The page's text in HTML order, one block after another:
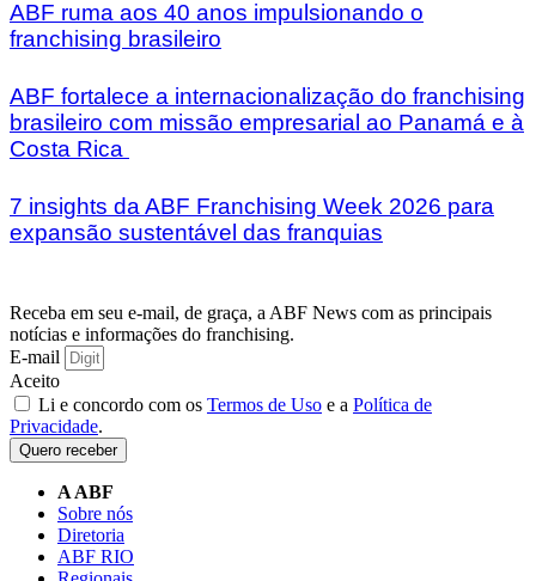
ABF ruma aos 40 anos impulsionando o
franchising brasileiro
ABF fortalece a internacionalização do franchising
brasileiro com missão empresarial ao Panamá e à
Costa Rica
7 insights da ABF Franchising Week 2026 para
expansão sustentável das franquias
Receba em seu e-mail, de graça, a ABF News com as principais
notícias e informações do franchising.
E-mail
Aceito
Li e concordo com os Termos de Uso e a Política de
Privacidade.
Quero receber
A ABF
Sobre nós
Diretoria
ABF RIO